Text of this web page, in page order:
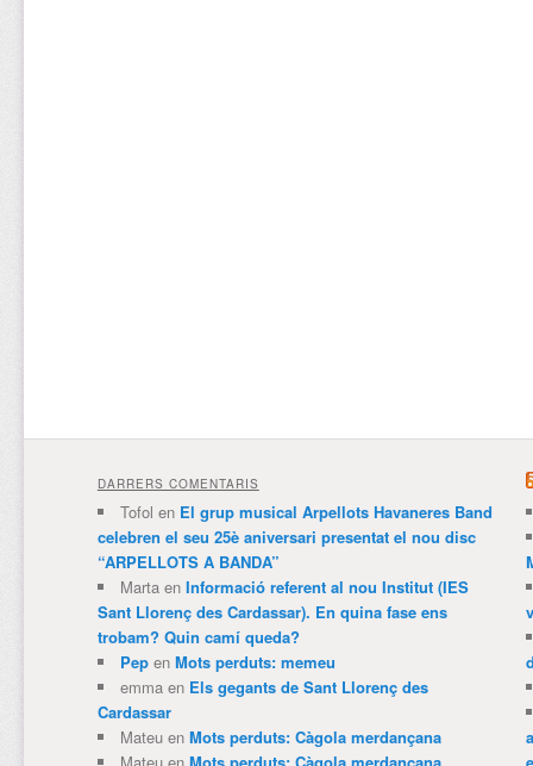
DARRERS COMENTARIS
Tofol en El grup musical Arpellots Havaneres Band
celebren el seu 25è aniversari presentat el nou disc
“ARPELLOTS A BANDA”
Martaen Informació referent al nou Institut (IES
Sant Llorenç des Cardassar). En quina fase ens
trobam? Quin camí queda?
Pepen Mots perduts: memeu
emmaen Els gegants de Sant Llorenç des
Cardassar
Mateuen Mots perduts: Càgola merdançana